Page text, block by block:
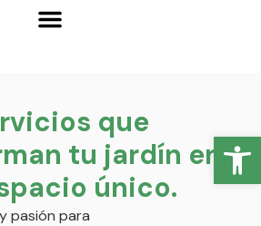
Abrir
que
tu jardín en
único.
pasión para